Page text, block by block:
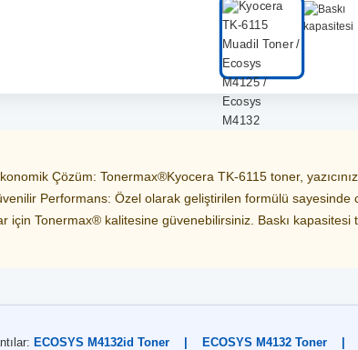
Çözüm: Tonermax®Kyocera TK-6115 toner,
Performans: Özel olarak geliştirilen formülü sayesinde
için Tonermax® kalitesine güvenebilirsiniz. Baskı kapasitesi
ECOSYS M4132id Toner ECOSYS M4132 Toner